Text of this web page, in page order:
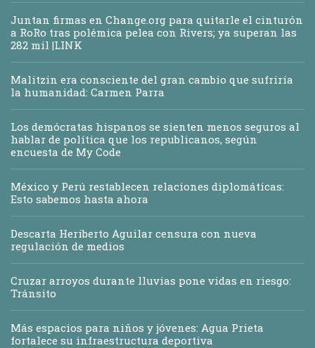
Juntan firmas en Change.org para quitarle el cinturón
a RoRo tras polémica pelea con Rivers; ya superan las
282 mil |LINK
Malitzin era consciente del gran cambio que sufriría
la humanidad: Carmen Parra
Los demócratas hispanos se sienten menos seguros al
hablar de política que los republicanos, según
encuesta de My Code
México y Perú restablecen relaciones diplomáticas:
Esto sabemos hasta ahora
Descarta Heriberto Aguilar censura con nueva
regulación de medios
Cruzar arroyos durante lluvias pone vidas en riesgo:
Tránsito
Más espacios para niños y jóvenes: Agua Prieta
fortalece su infraestructura deportiva